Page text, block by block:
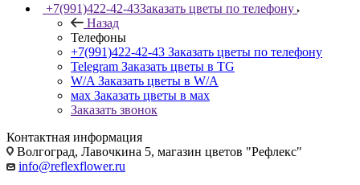
+7(991)422-42-43Заказать цветы по телефону
Назад
Телефоны
+7(991)422-42-43 Заказать цветы по телефону
Telegram Заказать цветы в TG
W/A Заказать цветы в W/A
мах Заказать цветы в мах
Заказать звонок
Контактная информация
Волгоград, Лавочкина 5, магазин цветов "Рефлекс"
info@reflexflower.ru